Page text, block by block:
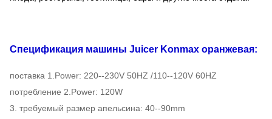
Спецификация машины Juicer Konmax оранжевая:
поставка 1.Power: 220--230V 50HZ /110--120V 60HZ
потребление 2.Power: 120W
3. требуемый размер апельсина: 40--90mm